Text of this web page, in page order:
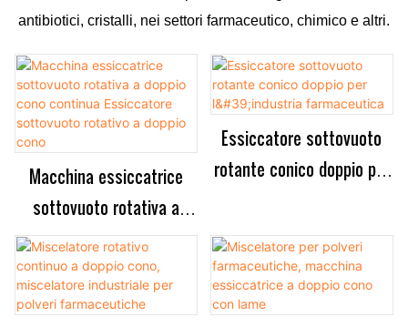
antibiotici, cristalli, nei settori farmaceutico, chimico e altri.
Macchina essiccatrice
sottovuoto rotativa a
doppio cono continua
Essiccatore sottovuoto
rotativo a doppio cono
Essiccatore sottovuoto
rotante conico doppio per